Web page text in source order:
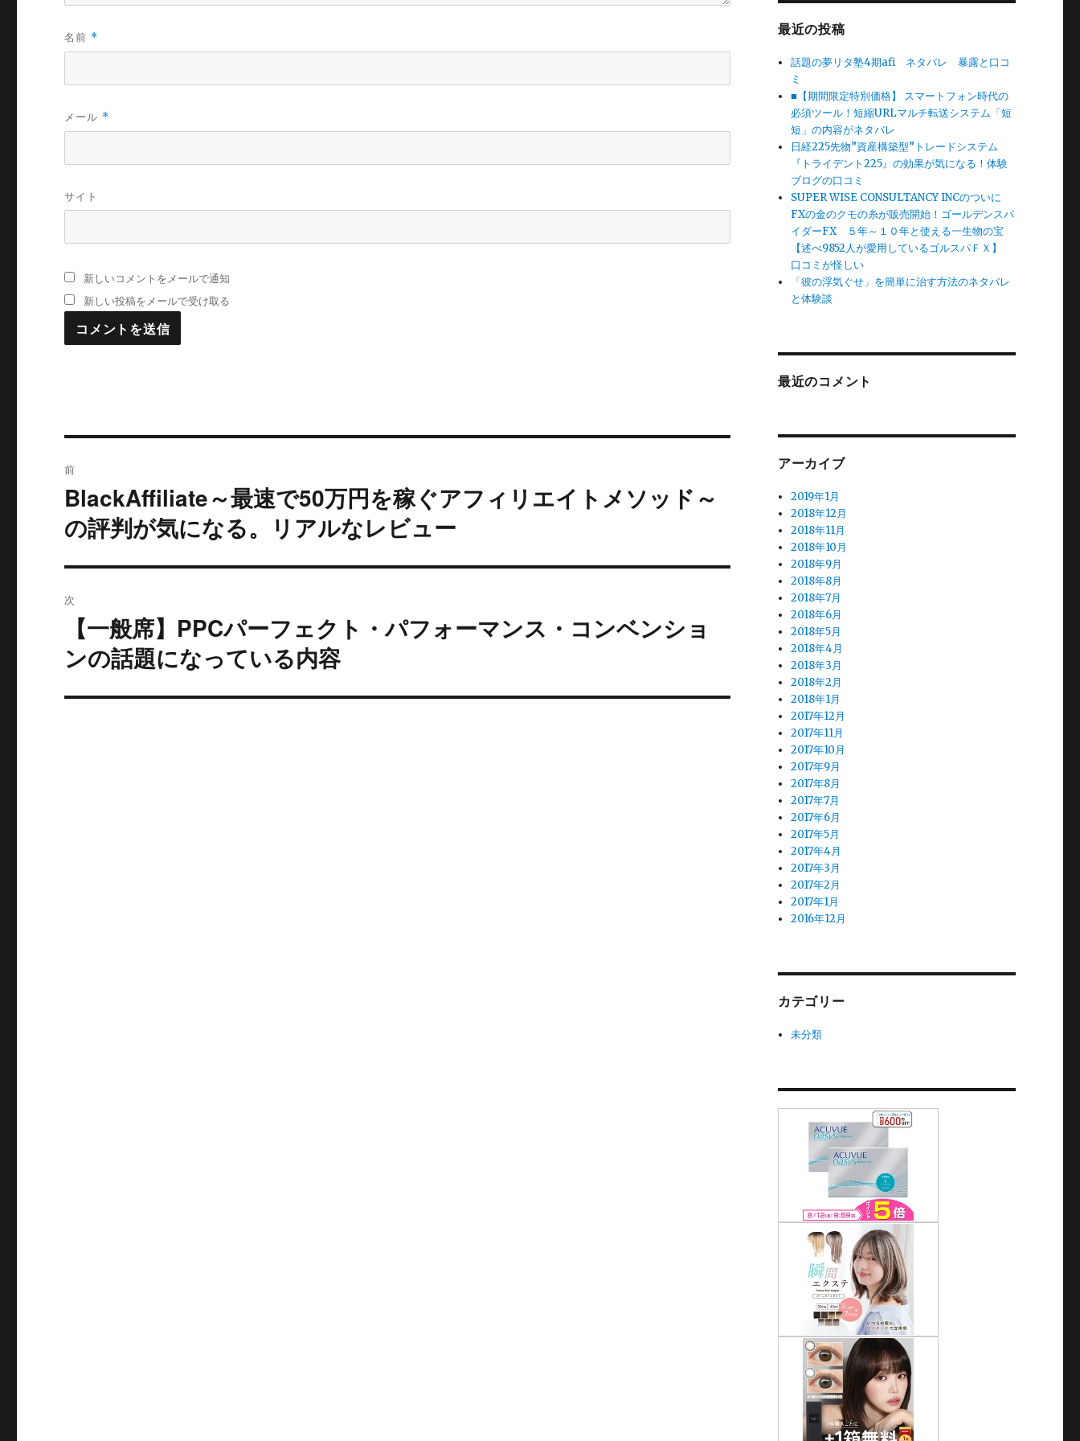
名前 *
メール *
サイト
新しいコメントをメールで通知
新しい投稿をメールで受け取る
稿
ナ
ゲ
ー
シ
ョ
前
過
去
の
投
BlackAffiliate～最速で50万円を稼ぐアフィリエイトメソッド～
の評判が気になる。リアルなレビュー
次
の
投
稿:
【一般席】PPCパーフェクト・パフォーマンス・コンベンショ
ンの話題になっている内容
最近の投稿
話題の夢リタ塾4期afi ネタバレ 暴露と口コ
ミ
■【期間限定特別価格】 スマートフォン時代の
必須ツール！短縮URLマルチ転送システム「短
短」の内容がネタバレ
日経225先物”資産構築型”トレードシステム
『トライデント225』の効果が気になる！体験
ブログの口コミ
SUPER WISE CONSULTANCY INCのついに
FXの金のクモの糸が販売開始！ゴールデンスパ
イダーFX ５年～１０年と使える一生物の宝
【述べ9852人が愛用しているゴルスパＦＸ】
口コミが怪しい
「彼の浮気ぐせ」を簡単に治す方法のネタバレ
と体験談
最近のコメント
アーカイブ
2019年1月
2018年12月
2018年11月
2018年10月
2018年9月
2018年8月
2018年7月
2018年6月
2018年5月
2018年4月
2018年3月
2018年2月
2018年1月
2017年12月
2017年11月
2017年10月
2017年9月
2017年8月
2017年7月
2017年6月
2017年5月
2017年4月
2017年3月
2017年2月
2017年1月
2016年12月
カテゴリー
未分類